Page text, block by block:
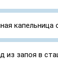
капельница
из запоя в